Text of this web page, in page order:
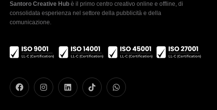
Santoro Creative Hub è il primo centro creativo online e offline, di
consolidata esperienza nel settore della pubblicità e della
comunicazione.